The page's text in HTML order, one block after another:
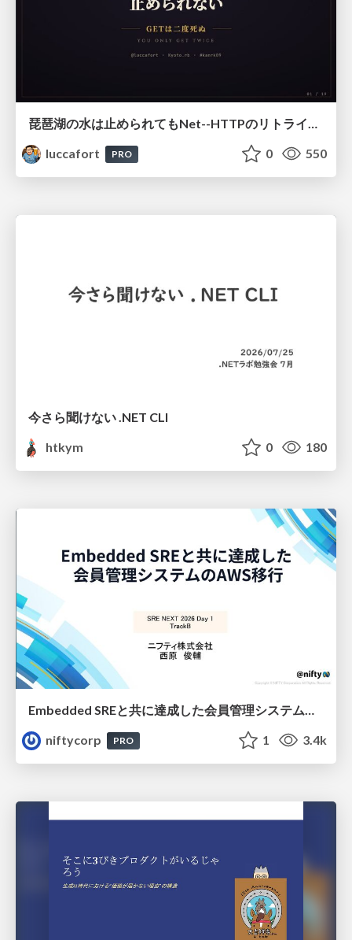
琵琶湖の水は止められてもNet--HTTPのリトライは止められない / You might be able to stop the water flow of Lake Biwa but you can't stop Net::HTTP retries
luccafort
PRO 0 550
今さら聞けない .NET CLI
htkym
0 180
Embedded SREと共に達成した会員管理システムのAWS移行 - SRE NEXT 2026 ランチスポンサーセッション
niftycorp
PRO 1 3.4k